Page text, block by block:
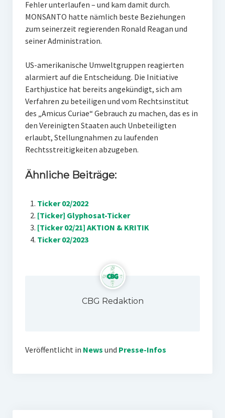
Fehler unterlaufen – und kam damit durch.
MONSANTO hatte nämlich beste Beziehungen
zum seinerzeit regierenden Ronald Reagan und
seiner Administration.
US-amerikanische Umweltgruppen reagierten
alarmiert auf die Entscheidung. Die Initiative
Earthjustice hat bereits angekündigt, sich am
Verfahren zu beteiligen und vom Rechtsinstitut
des „Amicus Curiae“ Gebrauch zu machen, das es in
den Vereinigten Staaten auch Unbeteiligten
erlaubt, Stellungnahmen zu laufenden
Rechtsstreitigkeiten abzugeben.
Ähnliche Beiträge:
Ticker 02/2022
[Ticker] Glyphosat-Ticker
[Ticker 02/21] AKTION & KRITIK
Ticker 02/2023
CBG Redaktion
Veröffentlicht in News und Presse-Infos